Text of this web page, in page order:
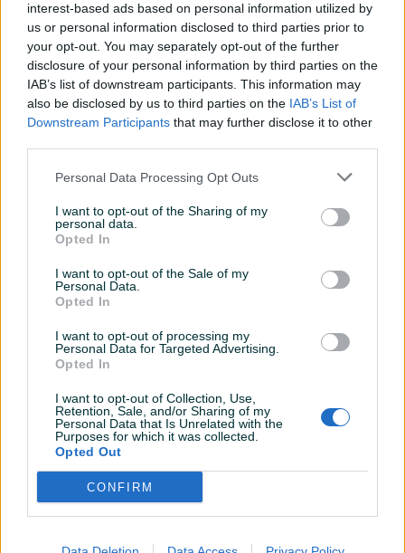
interest-based ads based on personal information utilized by
us or personal information disclosed to third parties prior to
your opt-out. You may separately opt-out of the further
disclosure of your personal information by third parties on the
IAB’s list of downstream participants. This information may
also be disclosed by us to third parties on the IAB’s List of
Downstream Participants that may further disclose it to other
Personal Data Processing Opt Outs
I want to opt-out of the Sharing of my
personal data.
Opted In
I want to opt-out of the Sale of my
Personal Data.
Opted In
I want to opt-out of processing my
Personal Data for Targeted Advertising.
Opted In
I want to opt-out of Collection, Use,
Retention, Sale, and/or Sharing of my
Personal Data that Is Unrelated with the
Purposes for which it was collected.
Opted Out
CONFIRM
Ručna prskalica pod pritiskom – idealan alat za
održavanje malih vrtova, terasa i balkonskih biljaka!
Prskalica ima rezervoar zapremine 2 litra, što je čini izuzetno
kompaktom. Savršena je za njegu malih vrtova, biljaka na
terasama i balkonima. Uz to dolazi s lancem dužine 18 cm,
Izrađena od izdržljive plastike, garantuje dug vijek trajanja
Jedna od najvećih prednosti je proziran rezervoar koji
omogućava lako praćenje nivoa tečnosti – tako uvijek
Prskalica je dizajnirana s naglaskom na udobnost korisnika.
Ergonomska i udobna drška omogućava laganu upotrebu i
smanjuje zamor tokom rada.
Tehničke specifikacije:
Tip prskalice: ručna, pod pritiskom
Zapremina: 2 litra
Materijal: plastika
Dodatne informacije: uključuje lanac dužine 18 cm
Prikaži više
AirTools
Pitanja
Korisnik ne želi da bude kontaktiran putem javnih
pitanja.
Prijavite se ili kreirajte račun na PIK-u da kontaktirate
Prijavite se ili kreirajte račun